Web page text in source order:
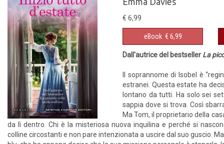
€ 6,99
eBook € 6,99
Dall'autrice del bestseller La
Il soprannome di Isobel è
estranei. Questa estate ha
lontano da tutti. Ha solo sei
sappia dove si trova. Così
Ma Tom, il proprietario della
da lì dentro. Chi è la misteriosa nuova inquilina e perché si
colline circostanti e non pare intenzionata a uscire dal suo guscio.